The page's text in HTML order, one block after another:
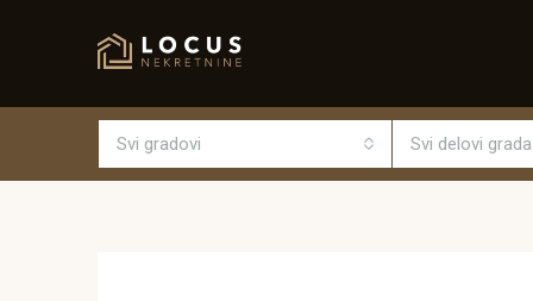
Svi gradovi Svi delovi grada